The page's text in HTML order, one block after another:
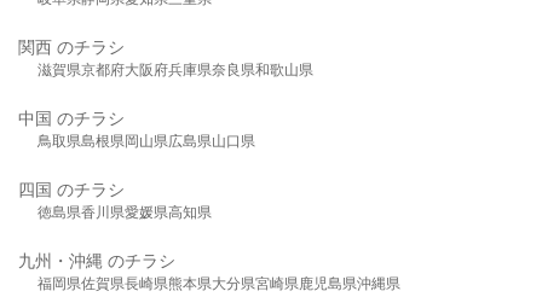
関西 のチラシ
滋賀県京都府大阪府兵庫県奈良県和歌山県
中国 のチラシ
鳥取県島根県岡山県広島県山口県
四国 のチラシ
徳島県香川県愛媛県高知県
九州・沖縄 のチラシ
福岡県佐賀県長崎県熊本県大分県宮崎県鹿児島県沖縄県